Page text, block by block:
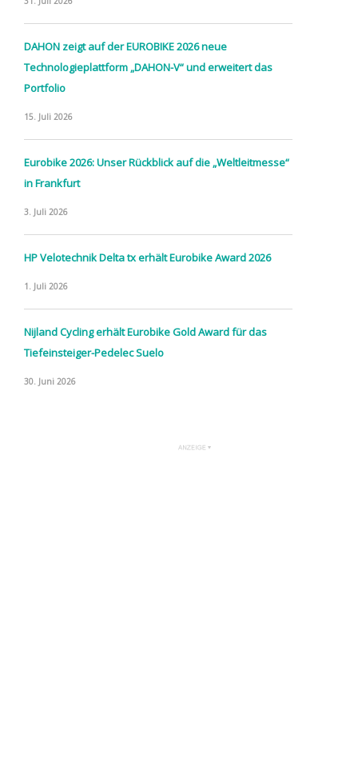
DAHON zeigt auf der EUROBIKE 2026 neue
Technologieplattform „DAHON-V“ und erweitert das
Portfolio
15. Juli 2026
Eurobike 2026: Unser Rückblick auf die „Weltleitmesse“
in Frankfurt
3. Juli 2026
HP Velotechnik Delta tx erhält Eurobike Award 2026
1. Juli 2026
Nijland Cycling erhält Eurobike Gold Award für das
Tiefeinsteiger-Pedelec Suelo
30. Juni 2026